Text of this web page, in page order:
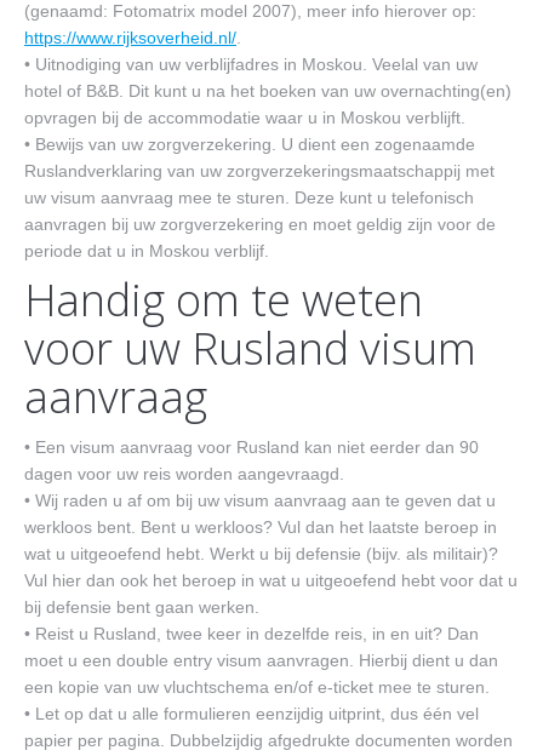
(genaamd: Fotomatrix model 2007), meer info hierover op:
https://www.rijksoverheid.nl/.
• Uitnodiging van uw verblijfadres in Moskou. Veelal van uw
hotel of B&B. Dit kunt u na het boeken van uw overnachting(en)
opvragen bij de accommodatie waar u in Moskou verblijft.
• Bewijs van uw zorgverzekering. U dient een zogenaamde
Ruslandverklaring van uw zorgverzekeringsmaatschappij met
uw visum aanvraag mee te sturen. Deze kunt u telefonisch
aanvragen bij uw zorgverzekering en moet geldig zijn voor de
periode dat u in Moskou verblijf.
Handig om te weten
voor uw Rusland visum
aanvraag
• Een visum aanvraag voor Rusland kan niet eerder dan 90
dagen voor uw reis worden aangevraagd.
• Wij raden u af om bij uw visum aanvraag aan te geven dat u
werkloos bent. Bent u werkloos? Vul dan het laatste beroep in
wat u uitgeoefend hebt. Werkt u bij defensie (bijv. als militair)?
Vul hier dan ook het beroep in wat u uitgeoefend hebt voor dat u
bij defensie bent gaan werken.
• Reist u Rusland, twee keer in dezelfde reis, in en uit? Dan
moet u een double entry visum aanvragen. Hierbij dient u dan
een kopie van uw vluchtschema en/of e-ticket mee te sturen.
• Let op dat u alle formulieren eenzijdig uitprint, dus één vel
papier per pagina. Dubbelzijdig afgedrukte documenten worden